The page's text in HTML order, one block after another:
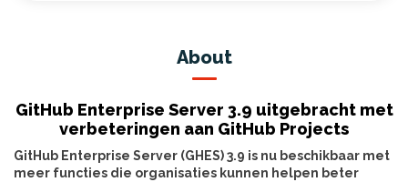
About
GitHub Enterprise Server 3.9 uitgebracht met
verbeteringen aan GitHub Projects
GitHub Enterprise Server (GHES) 3.9 is nu beschikbaar met
meer functies die organisaties kunnen helpen beter